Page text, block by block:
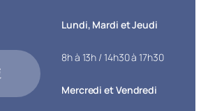
Lundi, Mardi et Jeudi
8h à 13h / 14h30 à 17h30
Mercredi et Vendredi